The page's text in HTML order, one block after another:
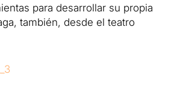
para desarrollar su propia
también, desde el teatro